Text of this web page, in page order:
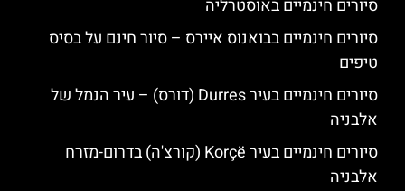
סיורים חינמיים באוסטרליה
סיורים חינמיים בבואנוס איירס – סיור חינם על בסיס
טיפים
סיורים חינמיים בעיר Durres (דורס) – עיר הנמל של
אלבניה
סיורים חינמיים בעיר Korçë (קורצ'ה) בדרום-מזרח
אלבניה